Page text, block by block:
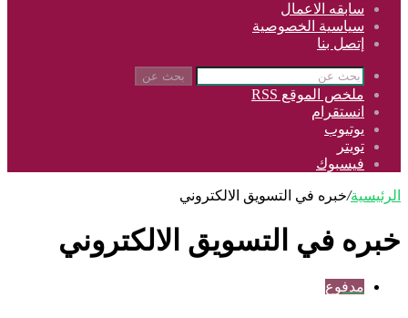
سابقه الاعمال
سياسية الخصوصية
إتصل بنا
بحث عن
ملخص الموقع RSS
انستقرام
يوتيوب
تويتر
فيسبوك
الرئيسية/خبره في التسويق الالكتروني
خبره في التسويق الالكتروني
مدفوع